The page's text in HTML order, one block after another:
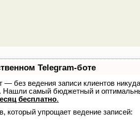
Telegram-боте
— без ведения записи клиентов
Нашли самый бюджетный и
бесплатно.
который упрощает ведение записей: